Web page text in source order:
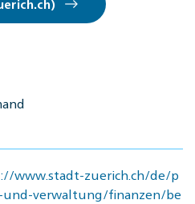
www.stadt-zuerich.ch/de/p
verwaltung/finanzen/be